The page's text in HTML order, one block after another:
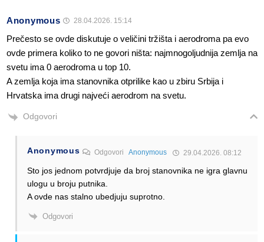
Anonymous 28.04.2026. 15:14
Prečesto se ovde diskutuje o veličini tržišta i aerodroma pa evo
ovde primera koliko to ne govori ništa: najmnogoljudnija zemlja na
svetu ima 0 aerodroma u top 10.
A zemlja koja ima stanovnika otprilike kao u zbiru Srbija i
Hrvatska ima drugi najveći aerodrom na svetu.
Odgovori
Anonymous OdgovoriAnonymous 29.04.2026. 08:12
Sto jos jednom potvrdjuje da broj stanovnika ne igra glavnu
ulogu u broju putnika.
A ovde nas stalno ubedjuju suprotno.
Odgovori